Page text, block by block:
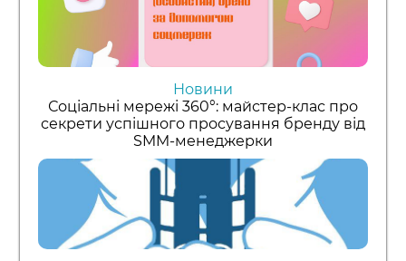
Новини
Соціальні мережі 360°: майстер-клас про
секрети успішного просування бренду від
SMM-менеджерки